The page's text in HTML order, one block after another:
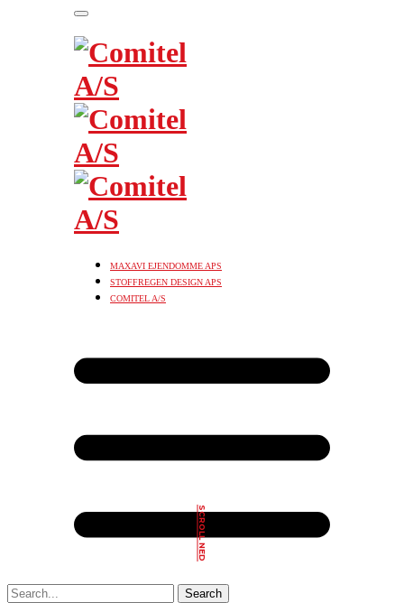
Toggle
MAXAVI EJENDOMME APS
STOFFREGEN DESIGN APS
COMITEL A/S
SCROLL NED